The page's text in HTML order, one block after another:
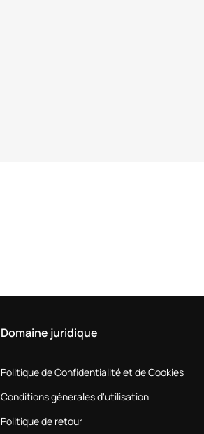
Domaine juridique
Politique de Confidentialité et de Cookies
Conditions générales d'utilisation
Politique de retour